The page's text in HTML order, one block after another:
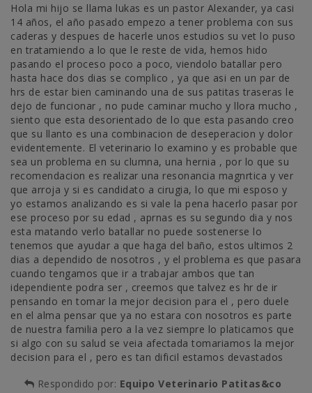
Hola mi hijo se llama lukas es un pastor Alexander, ya casi
14 años, el año pasado empezo a tener problema con sus
caderas y despues de hacerle unos estudios su vet lo puso
en tratamiendo a lo que le reste de vida, hemos hido
pasando el proceso poco a poco, viendolo batallar pero
hasta hace dos dias se complico , ya que asi en un par de
hrs de estar bien caminando una de sus patitas traseras le
dejo de funcionar , no pude caminar mucho y llora mucho ,
siento que esta desorientado de lo que esta pasando creo
que su llanto es una combinacion de deseperacion y dolor
evidentemente. El veterinario lo examino y es probable que
sea un problema en su clumna, una hernia , por lo que su
recomendacion es realizar una resonancia magnrtica y ver
que arroja y si es candidato a cirugia, lo que mi esposo y
yo estamos analizando es si vale la pena hacerlo pasar por
ese proceso por su edad , aprnas es su segundo dia y nos
esta matando verlo batallar no puede sostenerse lo
tenemos que ayudar a que haga del baño, estos ultimos 2
dias a dependido de nosotros , y el problema es que pasara
cuando tengamos que ir a trabajar ambos que tan
idependiente podra ser , creemos que talvez es hr de ir
pensando en tomar la mejor decision para el , pero duele
en el alma pensar que ya no estara con nosotros es parte
de nuestra familia pero a la vez siempre lo platicamos que
si algo con su salud se veia afectada tomariamos la mejor
decision para el , pero es tan dificil estamos devastados
Respondido por: Equipo Veterinario Patitas&co